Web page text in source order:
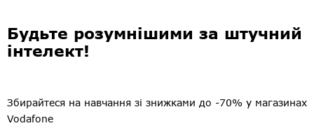
Будьте розумнішими за штучний
інтелект!
Збирайтеся на навчання зі знижками до -70% у магазинах
Vodafone